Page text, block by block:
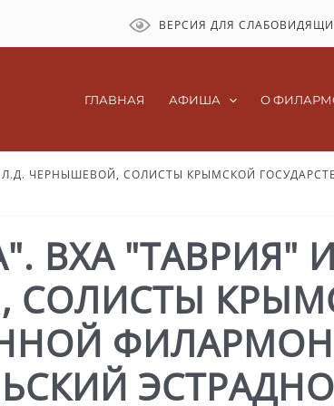
ВЕРСИЯ ДЛЯ
ГЛАВНАЯ АФИША О
Л.Д. ЧЕРНЫШЕВОЙ, СОЛИСТЫ КРЫМСКОЙ
ВХА "ТАВРИЯ"
СОЛИСТЫ